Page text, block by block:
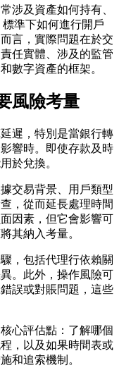
涉及資產如何持有、
準下如何進行開戶
言，實際問題在於交
任實體、涉及的監管
數字資產的框架。
風險考量
遲，特別是當銀行轉
響時。即使存款及時
於兌換。
交易背景、用戶類型
，從而延長處理時間
因素，但它會影響可
其納入考量。
，包括代理行依賴關
。此外，操作風險可
誤或對賬問題，這些
心評估點：了解哪個
，以及如果時間表或
和追索機制。